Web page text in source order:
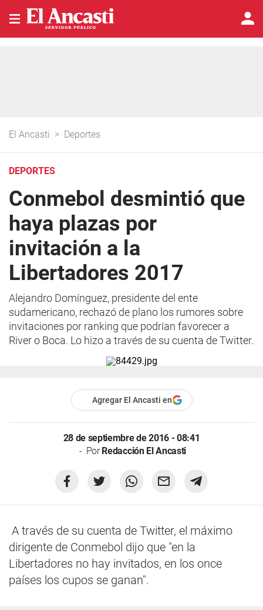
El Ancasti > Deportes
DEPORTES
Conmebol desmintió que
haya plazas por
invitación a la
Libertadores 2017
Alejandro Domínguez, presidente del ente
sudamericano, rechazó de plano los rumores sobre
invitaciones por ranking que podrían favorecer a
River o Boca. Lo hizo a través de su cuenta de Twitter.
Agregar El Ancasti en
28 de septiembre de 2016 - 08:41
PorRedacción El Ancasti
A través de su cuenta de Twitter, el máximo
dirigente de Conmebol dijo que "en la
Libertadores no hay invitados, en los once
países los cupos se ganan".